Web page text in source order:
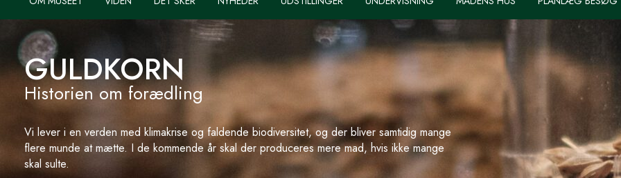
GULDKORN
Historien om forædling
Vi lever i en verden med klimakrise og faldende biodiversitet, og der bliver samtidig mange
flere munde at mætte. I de kommende år skal der produceres mere mad, hvis ikke mange
skal sulte.